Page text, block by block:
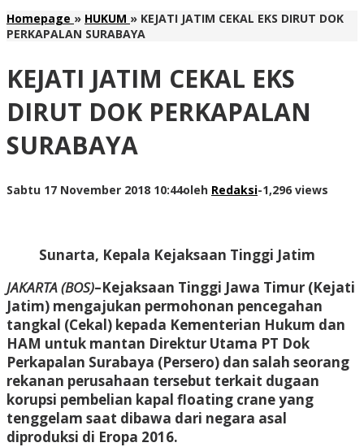
Homepage » HUKUM » KEJATI JATIM CEKAL EKS DIRUT DOK
PERKAPALAN SURABAYA
KEJATI JATIM CEKAL EKS
DIRUT DOK PERKAPALAN
SURABAYA
Sabtu 17 November 2018 10:44oleh Redaksi-1,296 views
Sunarta, Kepala Kejaksaan Tinggi Jatim
JAKARTA (BOS)–Kejaksaan Tinggi Jawa Timur (Kejati
Jatim) mengajukan permohonan pencegahan
tangkal (Cekal) kepada Kementerian Hukum dan
HAM untuk mantan Direktur Utama PT Dok
Perkapalan Surabaya (Persero) dan salah seorang
rekanan perusahaan tersebut terkait dugaan
korupsi pembelian kapal floating crane yang
tenggelam saat dibawa dari negara asal
diproduksi di Eropa 2016.